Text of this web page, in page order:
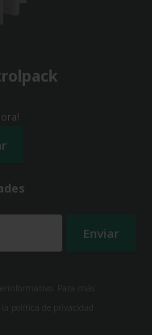
Para más
política de privacidad